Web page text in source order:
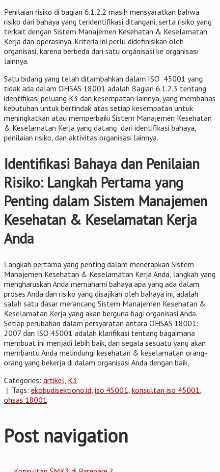
Penilaian risiko di bagian 6.1.2.2 masih mensyaratkan bahwa
risiko dari bahaya yang teridentifikasi ditangani, serta risiko yang
terkait dengan Sistem Manajemen Kesehatan & Keselamatan
Kerja dan operasinya. Kriteria ini perlu didefinisikan oleh
organisasi, karena berbeda dari satu organisasi ke organisasi
lainnya.
Satu bidang yang telah ditambahkan dalam ISO 45001 yang
tidak ada dalam OHSAS 18001 adalah Bagian 6.1.2.3 tentang
identifikasi peluang K3 dan kesempatan lainnya, yang membahas
kebutuhan untuk bertindak atas setiap kesempatan untuk
meningkatkan atau memperbaiki Sistem Manajemen Kesehatan
& Keselamatan Kerja yang datang dari identifikasi bahaya,
penilaian risiko, dan aktivitas organisasi lainnya.
Identifikasi Bahaya dan Penilaian
Risiko: Langkah Pertama yang
Penting dalam Sistem Manajemen
Kesehatan & Keselamatan Kerja
Anda
Langkah pertama yang penting dalam menerapkan Sistem
Manajemen Kesehatan & Keselamatan Kerja Anda, langkah yang
mengharuskan Anda memahami bahaya apa yang ada dalam
proses Anda dan risiko yang disajikan oleh bahaya ini, adalah
salah satu dasar merancang Sistem Manajemen Kesehatan &
Keselamatan Kerja yang akan berguna bagi organisasi Anda.
Setiap perubahan dalam persyaratan antara OHSAS 18001:
2007 dan ISO 45001 adalah klarifikasi tentang bagaimana
membuat ini menjadi lebih baik, dan segala sesuatu yang akan
membantu Anda melindungi kesehatan & keselamatan orang-
orang yang bekerja di dalam organisasi Anda dengan baik,
Categories: artikel, K3
| Tags: ekobudisektiono.id, iso 45001, konsultan iso 45001,
ohsas 18001
Post navigation